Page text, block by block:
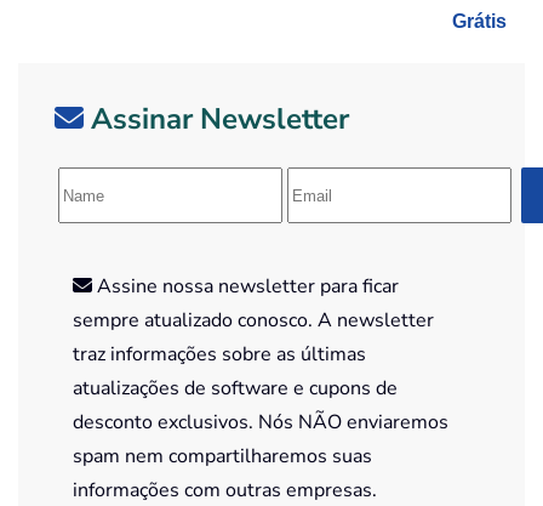
Grátis
Assinar Newsletter
Assine nossa newsletter para ficar
sempre atualizado conosco. A newsletter
traz informações sobre as últimas
atualizações de software e cupons de
desconto exclusivos. Nós NÃO enviaremos
spam nem compartilharemos suas
informações com outras empresas.